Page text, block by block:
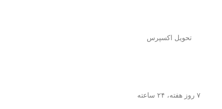
تحویل اکسپرس
۷ روز هفته، ۲۴ ساعته